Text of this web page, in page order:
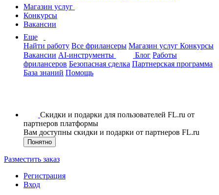
Магазин услуг
Конкурсы
Вакансии
Еще
Найти работу Все фрилансеры Магазин услуг Конкурсы
Вакансии AI-инструменты Блог Работы
фрилансеров Безопасная сделка Партнерская программа
База знаний Помощь
Скидки и подарки для пользователей FL.ru от
партнеров платформы
Вам доступны скидки и подарки от партнеров FL.ru
Понятно
Разместить заказ
Регистрация
Вход